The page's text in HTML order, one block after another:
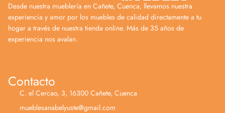
Desde nuestra mueblería en Cañete, Cuenca, llevamos nuestra
experiencia y amor por los muebles de calidad directamente a tu
hogar a través de nuestra tienda online. Más de 35 años de
experiencia nos avalan.
Contacto
C. el Cercao, 3, 16300 Cañete, Cuenca
mueblesanabelyuste@gmail.com